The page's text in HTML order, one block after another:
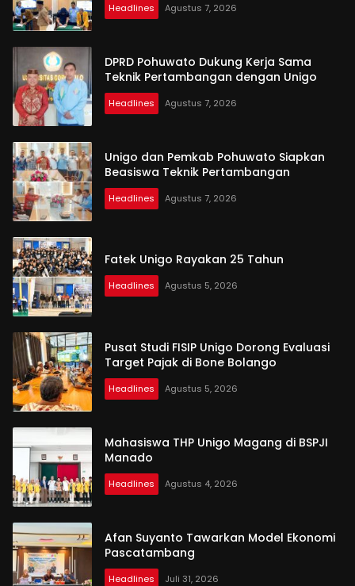
Headlines Agustus 7, 2026
DPRD Pohuwato Dukung Kerja Sama
Teknik Pertambangan dengan Unigo
Headlines Agustus 7, 2026
Unigo dan Pemkab Pohuwato Siapkan
Beasiswa Teknik Pertambangan
Headlines Agustus 7, 2026
Fatek Unigo Rayakan 25 Tahun
Headlines Agustus 5, 2026
Pusat Studi FISIP Unigo Dorong Evaluasi
Target Pajak di Bone Bolango
Headlines Agustus 5, 2026
Mahasiswa THP Unigo Magang di BSPJI
Manado
Headlines Agustus 4, 2026
Afan Suyanto Tawarkan Model Ekonomi
Pascatambang
Headlines Juli 31, 2026